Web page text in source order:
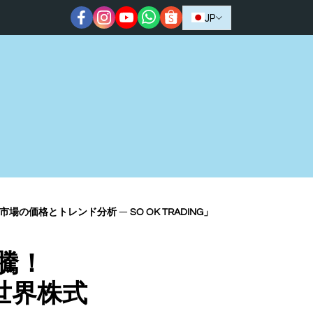
JP
の価格とトレンド分析 ― SO OK TRADING」
！
界株式